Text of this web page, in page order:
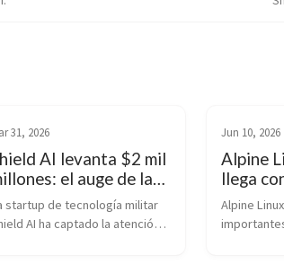
31, 2026
AI levanta $2 mil
el auge de la
autónoma
por IA
startup de tecnología militar
AI ha captado la atención
Jun 10, 2026
Alpine
llega
cloud
Alpine